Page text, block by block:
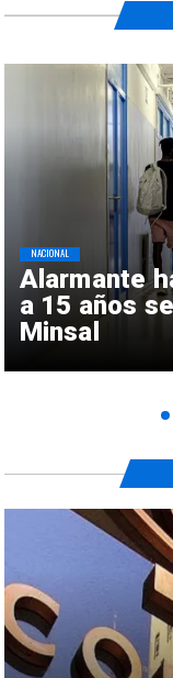
Alarmante
a 15 años
Minsal
NACIONAL